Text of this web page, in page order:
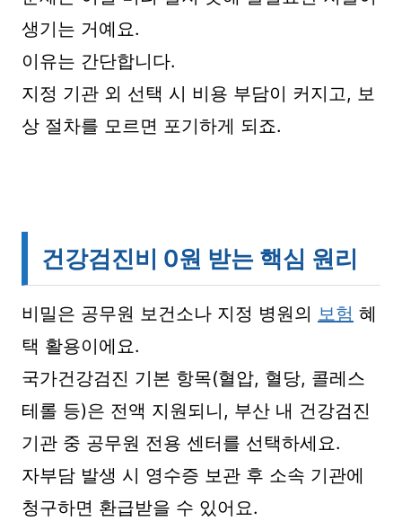
생기는 거예요.
이유는 간단합니다.
지정 기관 외 선택 시 비용 부담이 커지고, 보
상 절차를 모르면 포기하게 되죠.
건강검진비 0원 받는 핵심 원리
비밀은 공무원 보건소나 지정 병원의 보험 혜
택 활용이에요.
국가건강검진 기본 항목(혈압, 혈당, 콜레스
테롤 등)은 전액 지원되니, 부산 내 건강검진
기관 중 공무원 전용 센터를 선택하세요.
자부담 발생 시 영수증 보관 후 소속 기관에
청구하면 환급받을 수 있어요.